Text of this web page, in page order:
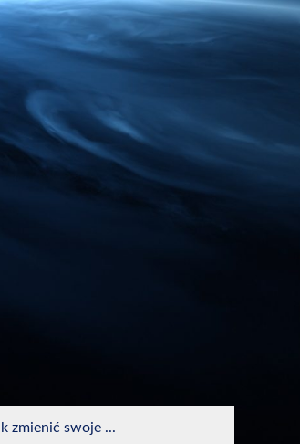
zmienić swoje ...